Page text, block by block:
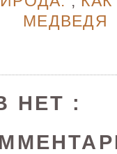
МЕДВЕДЯ
НЕТ :